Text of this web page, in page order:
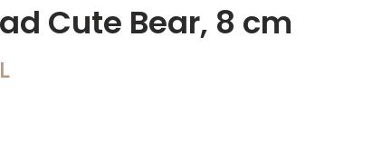
Cute Bear, 8 cm